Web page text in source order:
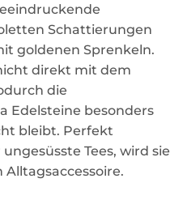
Schattierungen
goldenen Sprenkeln.
direkt mit dem
die
Edelsteine besonders
bleibt. Perfekt
Tees, wird sie
Alltagsaccessoire.